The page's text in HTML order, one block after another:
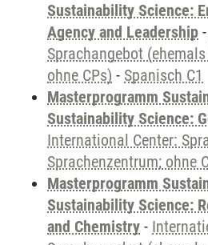
Sustainability Science:
Agency and Leadership -
Sprachangebot
ohne CPs) - Spanisch C1
Masterprogramm
Sustainability Science:
International Center:
Sprachenzentrum; ohne
Masterprogramm
Sustainability Science:
and Chemistry -